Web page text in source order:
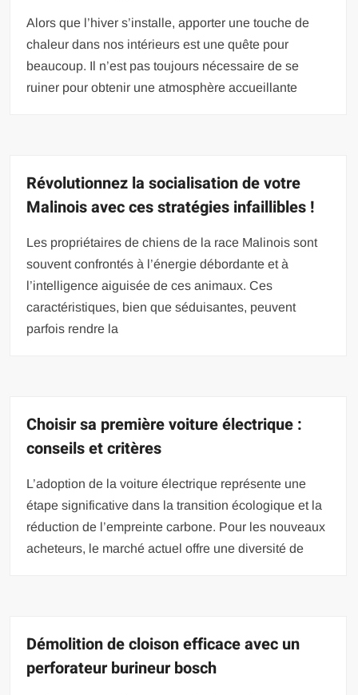
Alors que l’hiver s’installe, apporter une touche de
chaleur dans nos intérieurs est une quête pour
beaucoup. Il n’est pas toujours nécessaire de se
ruiner pour obtenir une atmosphère accueillante
Révolutionnez la socialisation de votre
Malinois avec ces stratégies infaillibles !
Les propriétaires de chiens de la race Malinois sont
souvent confrontés à l’énergie débordante et à
l’intelligence aiguisée de ces animaux. Ces
caractéristiques, bien que séduisantes, peuvent
parfois rendre la
Choisir sa première voiture électrique :
conseils et critères
L’adoption de la voiture électrique représente une
étape significative dans la transition écologique et la
réduction de l’empreinte carbone. Pour les nouveaux
acheteurs, le marché actuel offre une diversité de
Démolition de cloison efficace avec un
perforateur burineur bosch